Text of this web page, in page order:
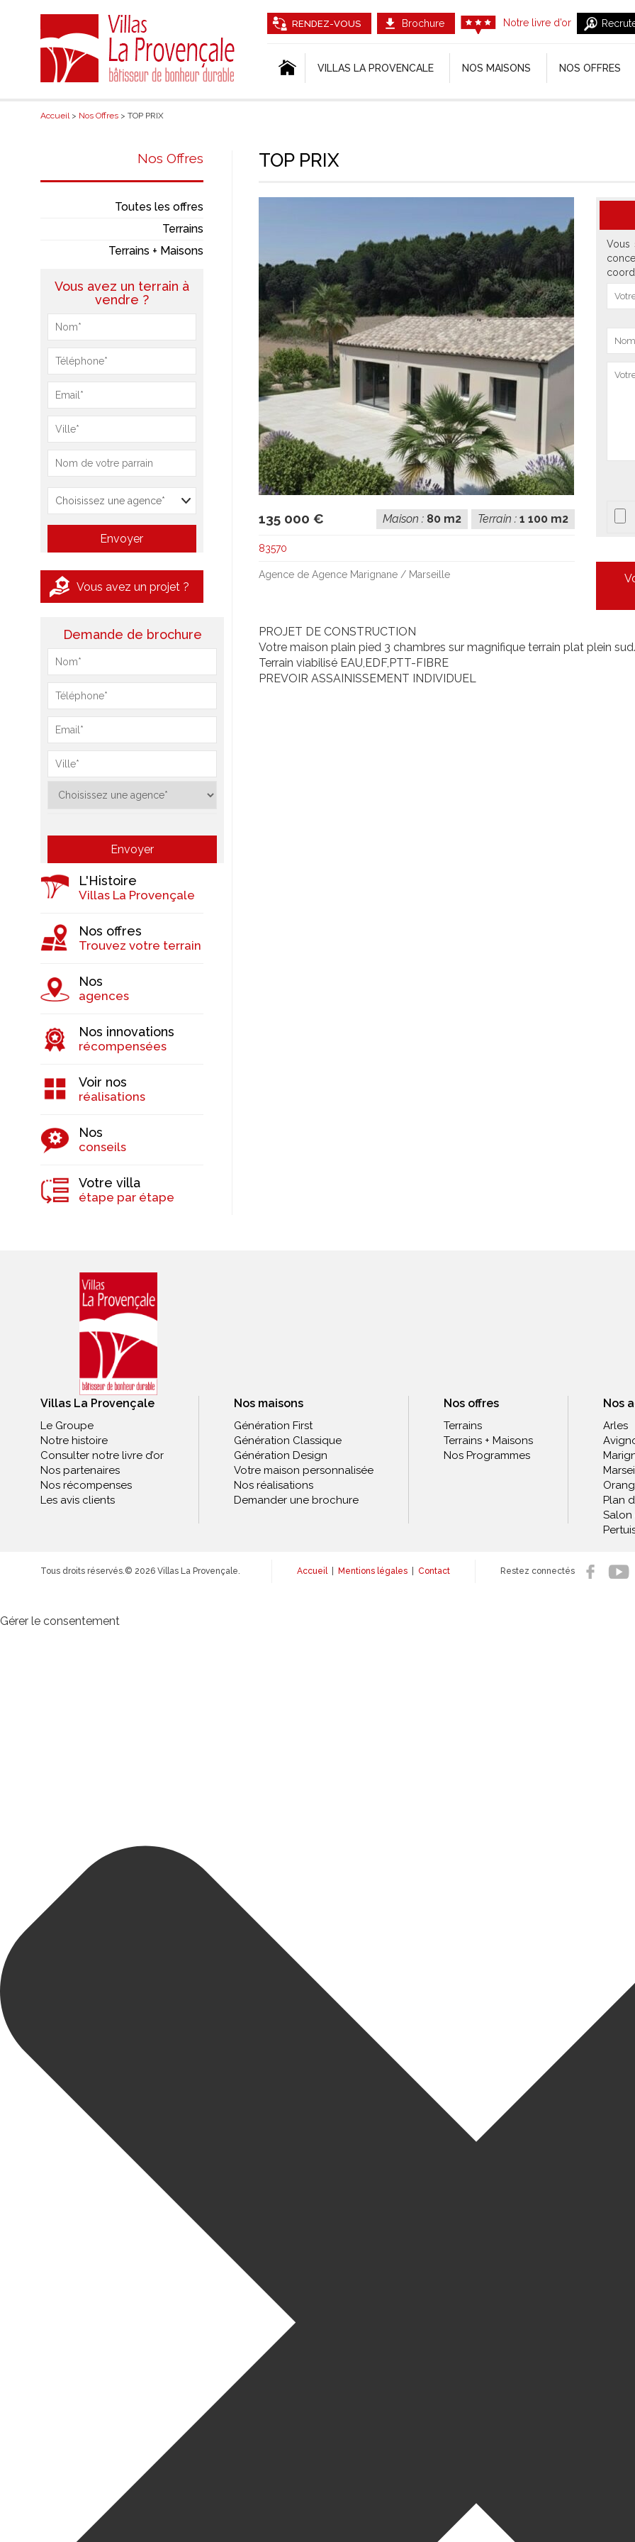
RENDEZ-VOUS Brochure Notre livre d’or
VILLAS LA PROVENCALE NOS MAISONS NOS OFFRES
Accueil> Nos Offres > TOP PRIX
TOP PRIX
135 000 € Terrain : 1 100 m2
Maison : 80 m2
83570
Agence de Agence Marignane / Marseille
Vous
PROJET DE CONSTRUCTION
Votre maison plain pied 3 chambres sur magnifique terrain plat plein sud.
Terrain viabilisé EAU,EDF,PTT-FIBRE
PREVOIR ASSAINISSEMENT INDIVIDUEL
Nos Offres
Toutes les offres
Terrains
Terrains + Maisons
Vous avez un terrain à
vendre ?
Vous avez un projet ?
Demande de brochure
L'Histoire
Villas La Provençale
Nos offres
Trouvez votre terrain
Nos
agences
Nos innovations
récompensées
Voir nos
réalisations
Nos
conseils
Votre villa
étape par étape
Villas La Provençale
Le Groupe
Notre histoire
Consulter notre livre d’or
Nos partenaires
Nos récompenses
Les avis clients
Nos maisons
Génération First
Génération Classique
Génération Design
Votre maison personnalisée
Nos réalisations
Demander une brochure
Nos offres
Terrains
Terrains + Maisons
Nos Programmes
Nos
Arles
Plan
Salon
© 2026 Villas La Provençale.
Tous droits réservés. Accueil| Mentions légales Contact Restez connectés
Gérer le consentement